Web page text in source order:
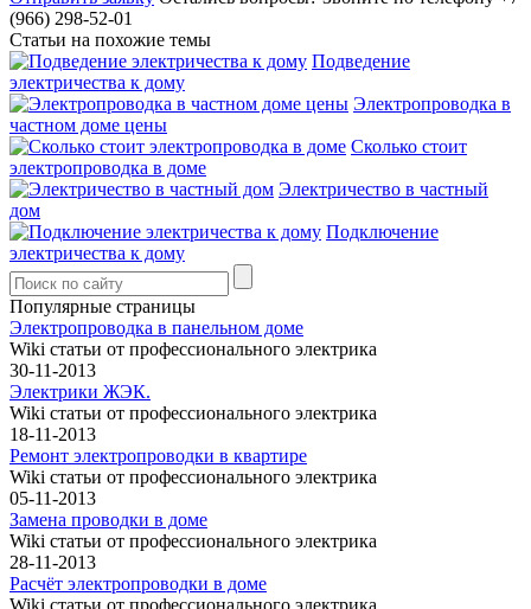
(966) 298-52-01
Статьи на похожие темы
Подведение
электричества к дому
Электропроводка в
частном доме цены
Сколько стоит
электропроводка в доме
Электричество в частный
дом
Подключение
электричества к дому
Популярные страницы
Электропроводка в панельном доме
Wiki статьи от профессионального электрика
30-11-2013
Электрики ЖЭК.
Wiki статьи от профессионального электрика
18-11-2013
Ремонт электропроводки в квартире
Wiki статьи от профессионального электрика
05-11-2013
Замена проводки в доме
Wiki статьи от профессионального электрика
28-11-2013
Расчёт электропроводки в доме
Wiki статьи от профессионального электрика